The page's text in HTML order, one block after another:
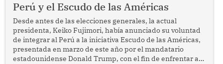
Perú y el Escudo de las Américas
Desde antes de las elecciones generales, la actual
presidenta, Keiko Fujimori, había anunciado su voluntad
de integrar al Perú a la iniciativa Escudo de las Américas,
presentada en marzo de este año por el mandatario
estadounidense Donald Trump, con el fin de enfrentar al